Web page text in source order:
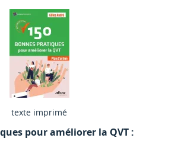
texte imprimé
pour améliorer la QVT :